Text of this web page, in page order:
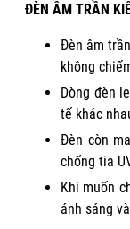
ĐÈN ÂM TRẦN
Đèn âm
không
Dòng đèn
tế khác
Đèn còn
chống tia
Khi muốn
ánh sáng